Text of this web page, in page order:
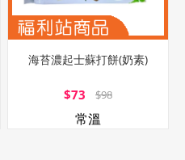
海苔濃起士蘇打餅(奶素)
$73 $98
常溫